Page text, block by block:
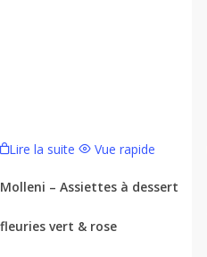
Lire la suite Vue rapide
Molleni – Assiettes à dessert
fleuries vert & rose